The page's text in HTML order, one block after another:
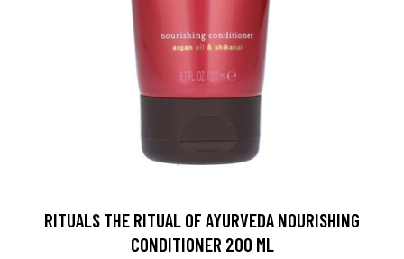
RITUALS THE RITUAL OF AYURVEDA NOURISHING
CONDITIONER 200 ML